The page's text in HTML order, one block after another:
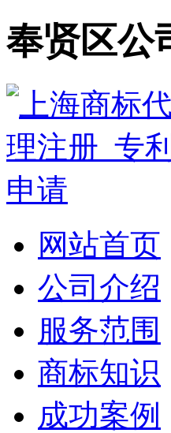
奉贤区公
网站首页
公司介绍
服务范围
商标知识
成功案例